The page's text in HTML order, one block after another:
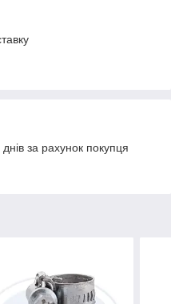
за рахунок покупця